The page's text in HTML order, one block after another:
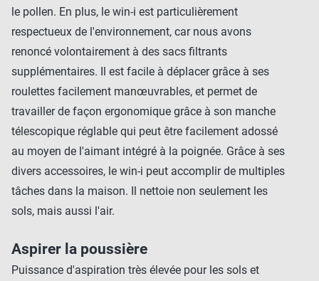
le pollen. En plus, le win-i est particulièrement
respectueux de l'environnement, car nous avons
renoncé volontairement à des sacs filtrants
supplémentaires. Il est facile à déplacer grâce à ses
roulettes facilement manœuvrables, et permet de
travailler de façon ergonomique grâce à son manche
télescopique réglable qui peut être facilement adossé
au moyen de l'aimant intégré à la poignée. Grâce à ses
divers accessoires, le win-i peut accomplir de multiples
tâches dans la maison. Il nettoie non seulement les
sols, mais aussi l'air.
Aspirer la poussière
Puissance d'aspiration très élevée pour les sols et